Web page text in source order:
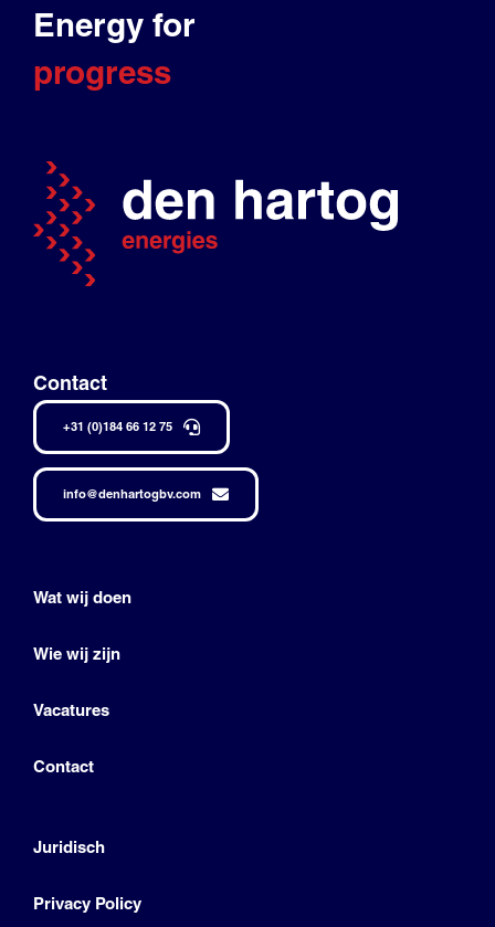
Energy for
progress
Contact
+31 (0)184 66 12 75
info@denhartogbv.com
Wat wij doen
Wie wij zijn
Vacatures
Contact
Juridisch
Privacy Policy